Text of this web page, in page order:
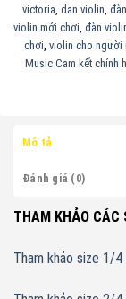
victoria, dan violin,
violin mới chơi, đàn
chơi, violin cho người
Music Cam kết chính
Mô tả
Đánh giá (0)
THAM KHẢO CÁC
Tham khảo size 1/4